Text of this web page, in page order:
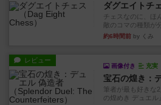
ダグエイトチ
チェスなのに、ほ
敵のコマの種類が
約6時間前 by くみ
レビュー
画像付き 充実
宝石の煌き：
筆者が最も好きな
の煌めき デュエル